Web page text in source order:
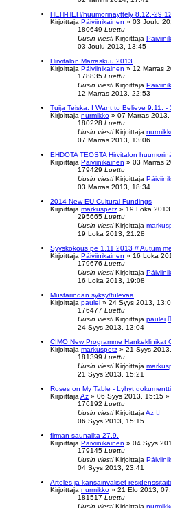
HEH-HEH/huumorinäyttely 8.12.-29.12.
Kirjoittaja Päiviinikainen » 03 Joulu
180649 Luettu
Uusin viestiKirjoittaja
03 Joulu 2013, 13:45
Hirvitalon Marraskuu 2013
Kirjoittaja Päiviinikainen » 12 Marras
178835 Luettu
Uusin viestiKirjoittaja
12 Marras 2013, 22:53
Tuija Teiska: I Want to Believe 9.11. -
Kirjoittaja nurmikko » 07 Marras 2013,
180228 Luettu
Uusin viestiKirjoittaja
07 Marras 2013, 13:06
EHDOTA TEOSTA Hirvitalon
Kirjoittaja Päiviinikainen » 03 Marras
179429 Luettu
Uusin viestiKirjoittaja
03 Marras 2013, 18:34
2014 New EU Cultural Fundings
Kirjoittaja markuspetz » 19 Loka
295665 Luettu
Uusin viestiKirjoittaja
19 Loka 2013, 21:28
Syyskokous pe 1.11.2013 // Autum
Kirjoittaja Päiviinikainen » 16 Loka
179676 Luettu
Uusin viestiKirjoittaja
16 Loka 2013, 19:08
Mustarindan syksy/tulevaa
Kirjoittaja paulei » 24 Syys 2013,
176477 Luettu
Uusin viestiKirjoittaja paulei
24 Syys 2013, 13:04
CIMO New Programme Hankeklinikat
Kirjoittaja markuspetz » 21 Syys
181399 Luettu
Uusin viestiKirjoittaja
21 Syys 2013, 15:21
Roses on My Table - Lyhyt
Kirjoittaja Az » 06 Syys 2013, 15:15 »
176192 Luettu
Uusin viestiKirjoittaja Az
06 Syys 2013, 15:15
firman saunailta 27.9.
Kirjoittaja Päiviinikainen » 04 Syys
179145 Luettu
Uusin viestiKirjoittaja
04 Syys 2013, 23:41
Arteles ja kansainväliset
Kirjoittaja nurmikko » 21 Elo 2013,
181517 Luettu
Uusin viestiKirjoittaja